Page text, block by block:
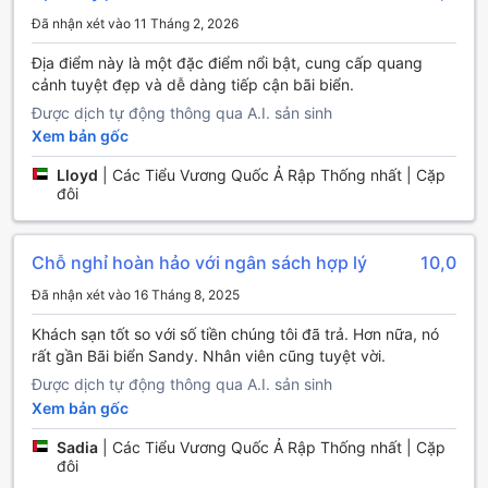
Wi-Fi miễn phí không chỉ có sẵn trong tất cả các phòng mà
còn được cung cấp ở các khu vực công cộng, giúp bạn dễ
dàng kết nối với bạn bè và gia đình. Đối với những du
khách có nhu cầu hút thuốc, khách sạn đã bố trí khu vực
hút thuốc riêng biệt, đảm bảo sự thoải mái cho mọi khách
hàng. Cuối cùng, dịch vụ nhận phòng và trả phòng nhanh
chóng cùng với việc dọn dẹp phòng hàng ngày sẽ giúp
bạn có một trải nghiệm lưu trú không thể nào quên tại
Mirage Hotel Al Aqah.
Tiện Nghi Vận Chuyển Tại Mirage Hotel Al Aqah
Tại Mirage Hotel Al Aqah, việc di chuyển trở nên dễ dàng
và thuận tiện hơn bao giờ hết với các dịch vụ vận chuyển
giúp bạn tiết kiệm thời gian và công sức khi đến hoặc rời
khỏi Fujairah. Đội ngũ lái xe chuyên nghiệp và thân thiện sẽ
đảm bảo bạn có một chuyến đi an toàn và thoải mái từ sân
bay đến khách sạn và ngược lại.
Ngoài ra, khách sạn còn có bãi đậu xe miễn phí ngay tại
chỗ, cho phép bạn tự do khám phá vùng đất xinh đẹp này
bằng xe riêng. Nếu bạn không có phương tiện cá nhân,
Đã nhận xét vào 11 Tháng 2, 2026
Địa điểm này là một đặc điểm nổi bật, cung cấp quang
cảnh tuyệt đẹp và dễ dàng tiếp cận bãi biển.
Được dịch tự động thông qua A.I. sản sinh
Xem bản gốc
Lloyd
Các Tiểu Vương Quốc Ả Rập Thống nhất | Cặp
đôi
Chỗ nghỉ hoàn hảo với ngân sách hợp lý 10,0
Đã nhận xét vào 16 Tháng 8, 2025
Khách sạn tốt so với số tiền chúng tôi đã trả. Hơn nữa, nó
rất gần Bãi biển Sandy. Nhân viên cũng tuyệt vời.
Được dịch tự động thông qua A.I. sản sinh
Xem bản gốc
Sadia
Các Tiểu Vương Quốc Ả Rập Thống nhất | Cặp
đôi